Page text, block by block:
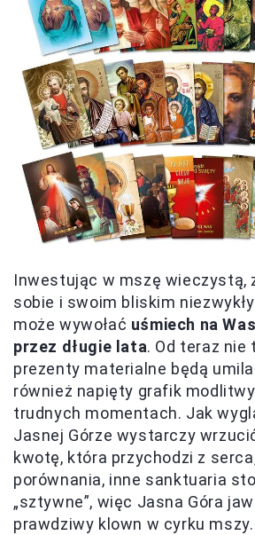
Inwestując w mszę wieczystą,
sobie i swoim bliskim
może wywołać uśmiech na
przez długie lata. Od teraz nie
prezenty materialne będą
również napięty grafik
trudnych momentach. Jak
Jasnej Górze wystarczy wrzucić
kwotę, która przychodzi z
porównania, inne sanktuaria
„sztywne”, więc Jasna Góra
prawdziwy klown w cyrku